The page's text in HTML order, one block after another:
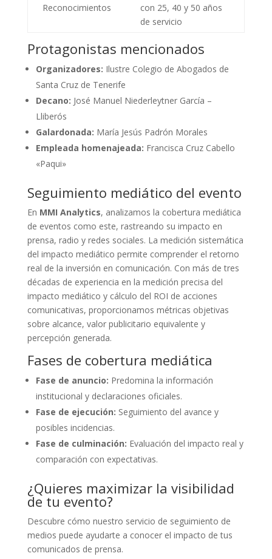
Reconocimientos
con 25, 40 y 50 años
de servicio
Protagonistas mencionados
Organizadores: Ilustre Colegio de Abogados de
Santa Cruz de Tenerife
Decano: José Manuel Niederleytner García –
Lliberós
Galardonada: María Jesús Padrón Morales
Empleada homenajeada: Francisca Cruz Cabello
«Paqui»
Seguimiento mediático del evento
En MMI Analytics, analizamos la cobertura mediática
de eventos como este, rastreando su impacto en
prensa, radio y redes sociales. La medición sistemática
del impacto mediático permite comprender el retorno
real de la inversión en comunicación. Con más de tres
décadas de experiencia en la medición precisa del
impacto mediático y cálculo del ROI de acciones
comunicativas, proporcionamos métricas objetivas
sobre alcance, valor publicitario equivalente y
percepción generada.
Fases de cobertura mediática
Fase de anuncio: Predomina la información
institucional y declaraciones oficiales.
Fase de ejecución: Seguimiento del avance y
posibles incidencias.
Fase de culminación: Evaluación del impacto real y
comparación con expectativas.
¿Quieres maximizar la visibilidad
de tu evento?
Descubre cómo nuestro servicio de seguimiento de
medios puede ayudarte a conocer el impacto de tus
comunicados de prensa.